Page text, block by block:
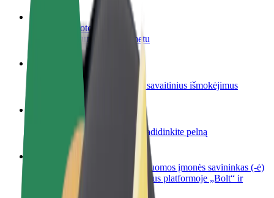
Tapkite vairuotoju (-a)
Užsidirbkite jums patogiu metu
Tapkite kurjeriu (-e)
Pristatinėkite maistą ir gaukite savaitinius išmokėjimus
Pridėti restoraną ar parduotuvę
Pritraukite daugiau klientų ir padidinkite pelną
Registruotis kaip automobilių nuomos įmonės savininkas (-ė)
Užregistruokite savo automobilius platformoje „Bolt“ ir
padidinkite pajamas